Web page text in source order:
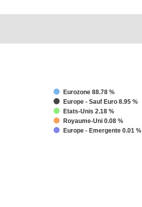
Eurozone 88.78 %
Europe - Sauf Euro 8.95 %
Etats-Unis 2.18 %
Royaume-Uni 0.08 %
Europe - Emergente 0.01 %